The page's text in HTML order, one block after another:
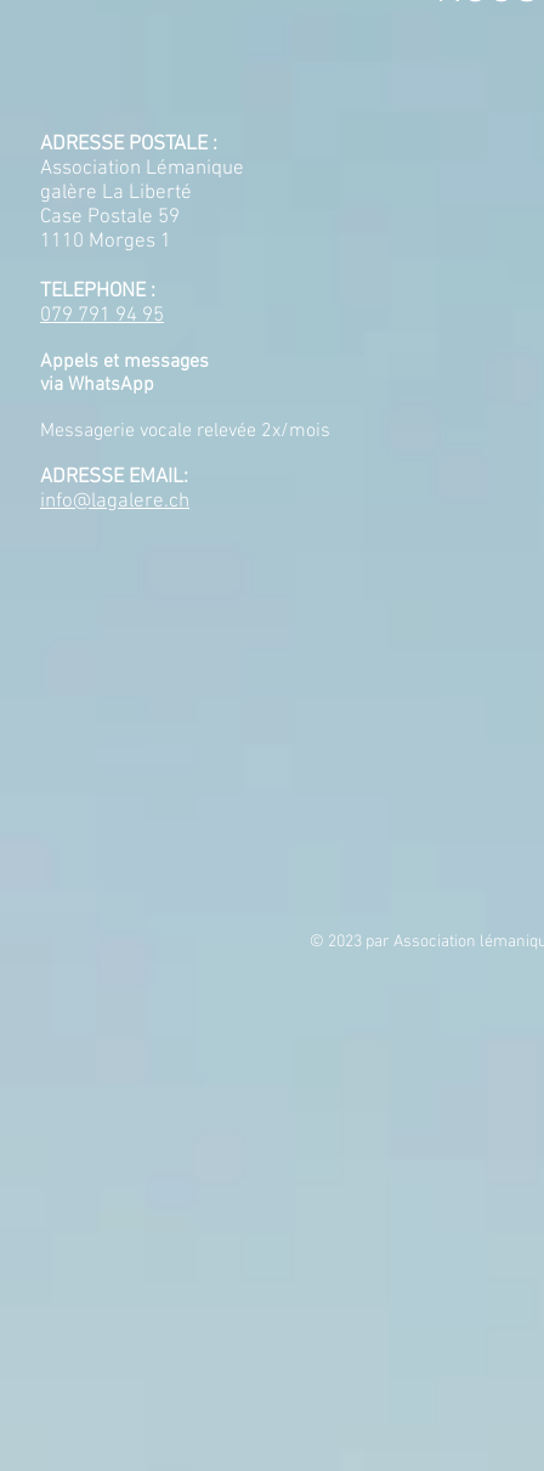
ADRESSE POSTALE :
Association Lémanique
galère La Liberté
Case Postale 59
1110 Morges 1
TELEPHONE :
079 791 94 95
Appels et messages
via WhatsApp
Messagerie vocale relevée 2x/mois
ADRESSE EMAIL:
info@lagalere.ch
© 2023 par Association